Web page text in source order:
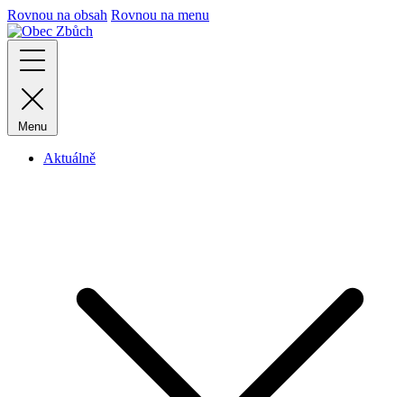
Rovnou na obsah Rovnou na menu
Menu
Aktuálně